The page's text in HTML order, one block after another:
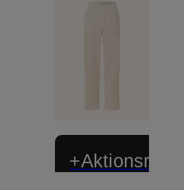
+Aktionsrabatt